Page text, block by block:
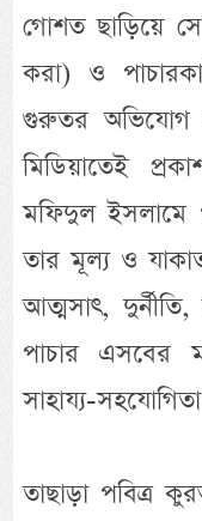
গোশত ছাড়িয়ে
করা) ও
গুরুতর অভিযোগ
মিডিয়াতেই
মফিদুল ইসলামে
তার মূল্য ও
আত্মসাৎ,
পাচার এসবের
সাহায্য-
তাছাড়া পবিত্র